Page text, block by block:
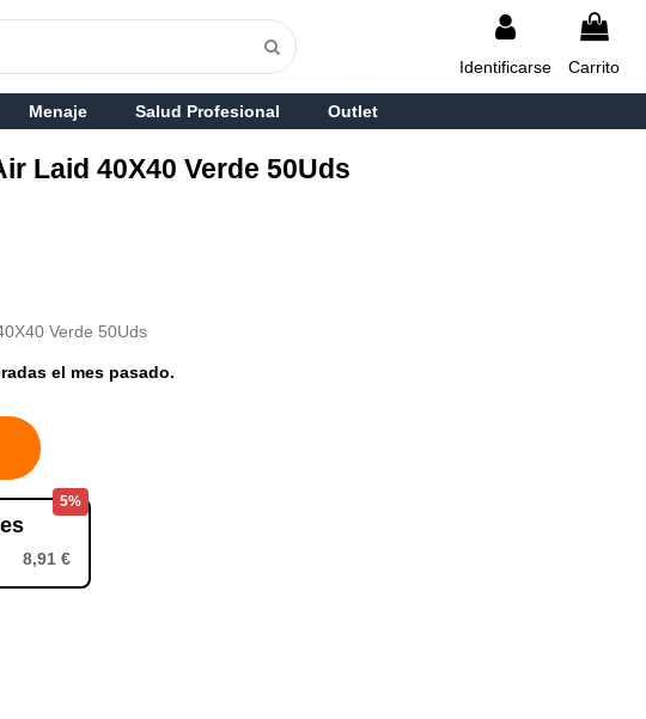
Identificarse Carrito
Menaje Salud Profesional Outlet
Laid 40X40 Verde 50Uds
Verde 50Uds
el mes pasado.
5%
8,91 €